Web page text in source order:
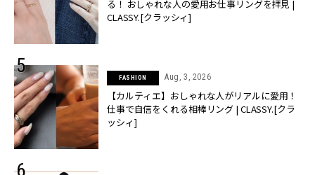
る！ おしゃれな人の愛用お仕事リングを拝見 |
CLASSY.[クラッシィ]
FASHION Aug, 3, 2026
【カルティエ】おしゃれな人がリアルに愛用！
仕事で自信をくれる相棒リング | CLASSY.[クラ
ッシィ]